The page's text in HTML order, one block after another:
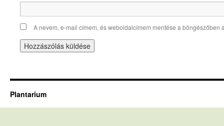
A nevem, e-mail címem, és weboldalcímem mentése a böngészőben
Plantarium